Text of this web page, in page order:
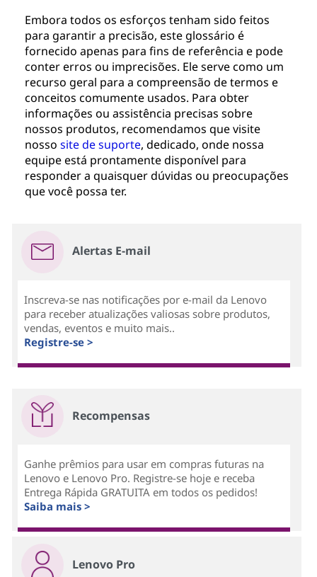
Embora todos os esforços tenham sido feitos
para garantir a precisão, este glossário é
fornecido apenas para fins de referência e pode
conter erros ou imprecisões. Ele serve como um
recurso geral para a compreensão de termos e
conceitos comumente usados. Para obter
informações ou assistência precisas sobre
nossos produtos, recomendamos que visite
nossosite de suporte, dedicado, onde nossa
equipe está prontamente disponível para
responder a quaisquer dúvidas ou preocupações
que você possa ter.
Alertas E-mail
Inscreva-se nas notificações por e-mail da Lenovo
para receber atualizações valiosas sobre produtos,
vendas, eventos e muito mais..
Registre-se >
Recompensas
Ganhe prêmios para usar em compras futuras na
Lenovo e Lenovo Pro. Registre-se hoje e receba
Entrega Rápida GRATUITA em todos os pedidos!
Saiba mais >
Lenovo Pro